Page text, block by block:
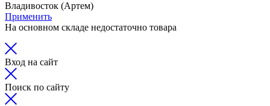
Владивосток (Артем)
Применить
На основном складе недостаточно товара
Вход на сайт
Поиск по сайту